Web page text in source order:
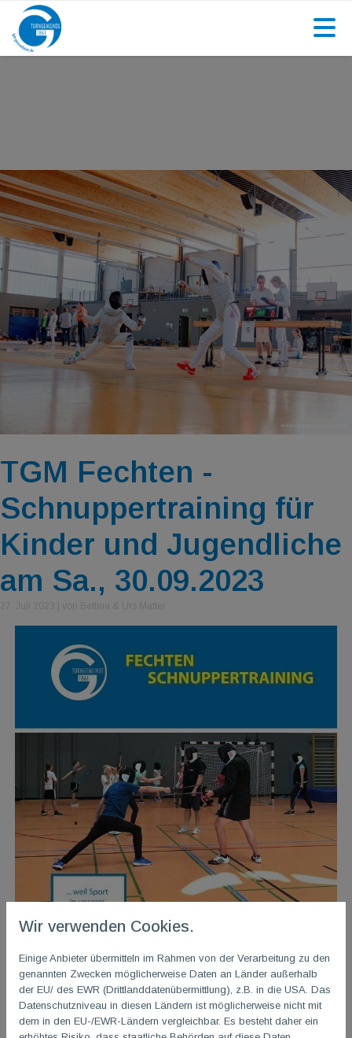
TGM Fechten -
Schnuppertraining für
Kinder und Jugendliche
am Sa., 30.09.2023
Wir verwenden Cookies.
Einige Anbieter übermitteln im Rahmen von der Verarbeitung zu den
genannten Zwecken möglicherweise Daten an Länder außerhalb
der EU/ des EWR (Drittlanddatenübermittlung), z.B. in die USA. Das
Datenschutzniveau in diesen Ländern ist möglicherweise nicht mit
dem in den EU-/EWR-Ländern vergleichbar. Es besteht daher ein